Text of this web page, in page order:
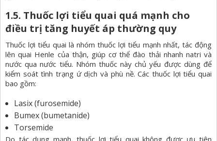
1.5. Thuốc lợi tiểu quai quá mạnh cho
điều trị tăng huyết áp thường quy
Thuốc lợi tiểu quai là nhóm thuốc lợi tiểu mạnh nhất, tác động
lên quai Henle của thận, giúp cơ thể đào thải nhanh natri và
nước qua nước tiểu. Nhóm thuốc này chủ yếu được dùng để
kiểm soát tình trạng ứ dịch và phù nề. Các thuốc lợi tiểu quai
bao gồm:
Lasix (furosemide)
Bumex (bumetanide)
Torsemide